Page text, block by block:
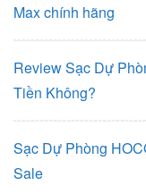
Max chính hãng
Review Sạc Dự
Tiền Không?
Sạc Dự Phòng
Sale